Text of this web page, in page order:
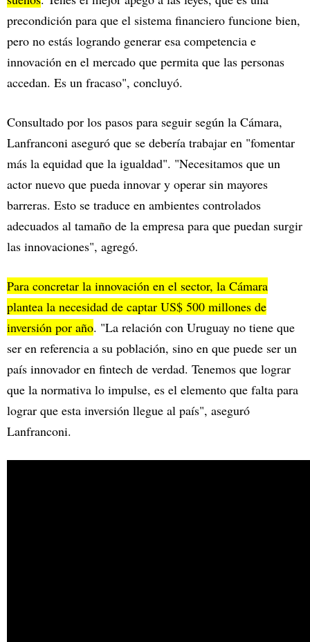
precondición para que el sistema financiero funcione bien,
pero no estás logrando generar esa competencia e
innovación en el mercado que permita que las personas
accedan. Es un fracaso", concluyó.
Consultado por los pasos para seguir según la Cámara,
Lanfranconi aseguró que se debería trabajar en "fomentar
más la equidad que la igualdad". "Necesitamos que un
actor nuevo que pueda innovar y operar sin mayores
barreras. Esto se traduce en ambientes controlados
adecuados al tamaño de la empresa para que puedan surgir
las innovaciones", agregó.
Para concretar la innovación en el sector, la Cámara
plantea la necesidad de captar US$ 500 millones de
inversión por año. "La relación con Uruguay no tiene que
ser en referencia a su población, sino en que puede ser un
país innovador en fintech de verdad. Tenemos que lograr
que la normativa lo impulse, es el elemento que falta para
lograr que esta inversión llegue al país", aseguró
Lanfranconi.